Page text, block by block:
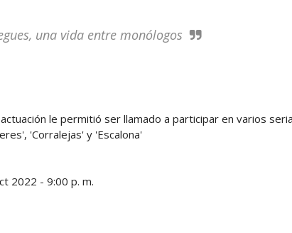
una vida entre monólogos
le permitió ser llamado a participar en varios
'Corralejas' y 'Escalona'
2022 - 9:00 p. m.